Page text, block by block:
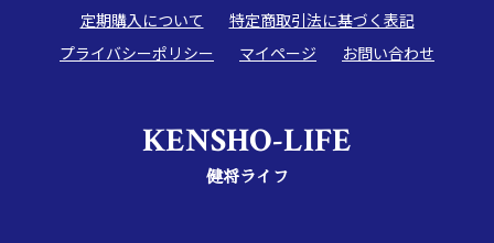
定期購入について
特定商取引法に基づく表記
プライバシーポリシー
マイページ お問い合わせ
KENSHO-LIFE
健将ライフ